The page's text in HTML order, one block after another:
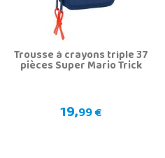
Trousse à crayons triple 37
pièces Super Mario Trick
19,99 €